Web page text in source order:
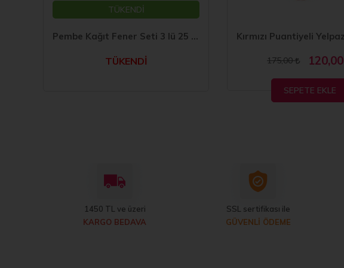
TÜKENDİ
Pembe Kağıt Fener Seti 3 lü 25 cm
TÜKENDİ 175,00 120,00
SEPETE EKLE
1450 TL ve üzeri
KARGO BEDAVA
SSL sertifikası ile
GÜVENLİ ÖDEME